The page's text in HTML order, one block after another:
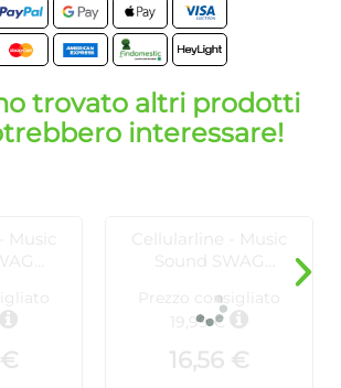
trovato altri prodotti
interessare!
Music
- Blu
Cellularline - Music
Sound SWAG
EARPHONES - nero
Prezzo consigliato
19,99 €
16,56 €